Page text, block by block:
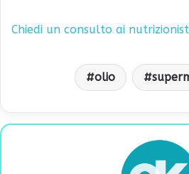
Chiedi un consulto ai
olio